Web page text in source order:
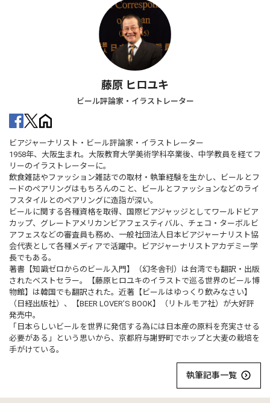
藤原 ヒロユキ
ビール評論家・イラストレーター
ビアジャーナリスト・ビール評論家・イラストレーター
1958年、大阪生まれ。大阪教育大学美術学科卒業後、中学教員を経てフ
リーのイラストレーターに。
飲食雑誌やファッション雑誌での取材・執筆経験を生かし、ビールとフ
ードのペアリングはもちろんのこと、ビールとファッションなどのライ
フスタイルとのペアリングに造詣が深い。
ビールに関する各種資格を取得、国際ビアジャッジとしてワールドビア
カップ、グレートアメリカンビアフェスティバル、チェコ・ターボルビ
アフェスなどの審査員も務め、一般社団法人日本ビアジャーナリスト協
会代表として各種メディアで活躍中。ビアジャーナリストアカデミー学
長でもある。
著書【知識ゼロからのビール入門】（幻冬舎刊）は台湾でも翻訳・出版
されたベストセラー。【藤原ヒロユキのイラストで巡る世界のビール博
物館】は韓国でも翻訳された。近著【ビールはゆっくり飲みなさい】
（日経出版社）、【BEER LOVER’S BOOK】（リトルモア社）が大好評
発売中。
「日本らしいビールを世界に発信する為には日本産の原料を充実させる
必要がある」という思いから、京都府与謝野町でホップと大麦の栽培を
手がけている。
執筆記事一覧